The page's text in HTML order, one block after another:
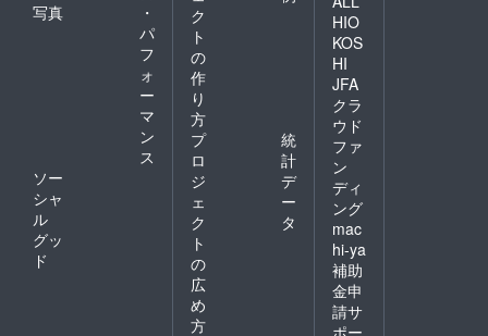
写真
・
パ
フ
ォ
ー
マ
ン
ス
ソー
シャ
ル
グッ
ド
ク
ト
の
作
り
方
プ
ロ
ジ
ェ
ク
ト
の
広
め
方
統
計
デ
ー
タ
HIO
KOS
HI
JFA
クラ
ウド
ファ
ン
ディ
ング
mac
hi-ya
補助
金申
請サ